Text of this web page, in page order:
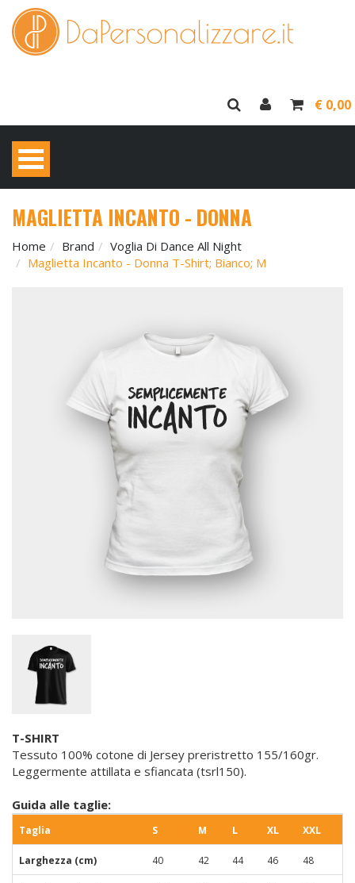
€ 0,00
MAGLIETTA INCANTO - DONNA
Home Brand
Voglia Di Dance All Night
Maglietta Incanto - Donna T-Shirt; Bianco; M
T-SHIRT
Tessuto 100% cotone di Jersey preristretto 155/160gr.
Leggermente attillata e sfiancata (tsrl150).
Guida alle taglie:
Taglia S M L XL XXL
Larghezza (cm) 40 42 44 46 48